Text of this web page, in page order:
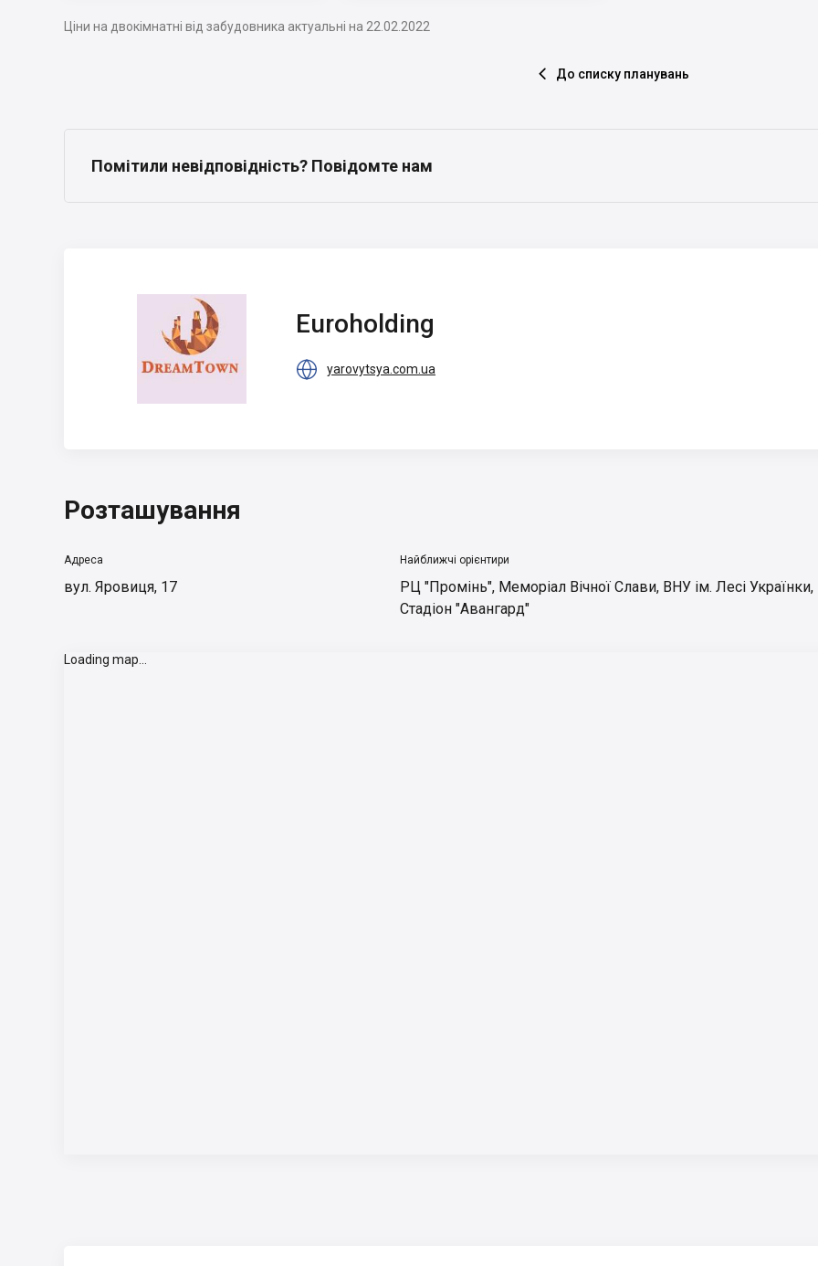
Ціни на двокімнатні від забудовника актуальні на 22.02.2022
 До списку планувань
Помітили невідповідність? Повідомте нам
Euroholding
Euroholding
 yarovytsya.com.ua
Розташування
Адреса
вул. Яровиця, 17
Найближчі орієнтири
РЦ "Промінь", Меморіал Вічної Слави, ВНУ ім. Лесі Українки,
Стадіон "Авангард"
Loading map...